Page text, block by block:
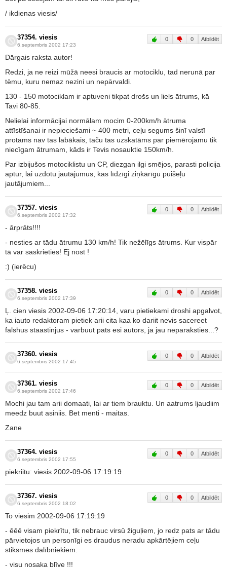
/ ikdienas viesis/
37354. viesis
6.septembris 2002 17:23
0 0 Atbildēt
Dārgais raksta autor!
Redzi, ja ne reizi mūžā neesi braucis ar motociklu, tad nerunā par
tēmu, kuru nemaz nezini un nepārvaldi.
130 - 150 motociklam ir aptuveni tikpat drošs un liels ātrums, kā
Tavi 80-85.
Nelielai informācijai normālam mocim 0-200km/h ātruma
attīstīšanai ir nepieciešami ~ 400 metri, ceļu segums šinī valstī
protams nav tas labākais, taču tas uzskatāms par piemērojamu tik
niecīgam ātrumam, kāds ir Tevis nosauktie 150km/h.
Par izbijušos motociklistu un CP, diezgan ilgi smējos, parasti policija
aptur, lai uzdotu jautājumus, kas līdzīgi ziņkārīgu puišeļu
jautājumiem...
37357. viesis
6.septembris 2002 17:32
0 0 Atbildēt
- ārprāts!!!!
- nesties ar tādu ātrumu 130 km/h! Tik nežēlīgs ātrums. Kur vispār
tā var saskrieties! Ej nost !
:) (ierēcu)
37358. viesis
6.septembris 2002 17:39
0 0 Atbildēt
Ļ. cien viesis 2002-09-06 17:20:14, varu pietiekami droshi apgalvot,
ka iauto redaktoram pietiek arii cita kaa ko dariit nevis sacereet
falshus staastinjus - varbuut pats esi autors, ja jau neparaksties...?
37360. viesis
6.septembris 2002 17:45
0 0 Atbildēt
37361. viesis
6.septembris 2002 17:46
0 0 Atbildēt
Mochi jau tam arii domaati, lai ar tiem brauktu. Un aatrums ljaudiim
meedz buut asiniis. Bet menti - maitas.
Zane
37364. viesis
6.septembris 2002 17:55
0 0 Atbildēt
piekriitu: viesis 2002-09-06 17:19:19
37367. viesis
6.septembris 2002 18:02
0 0 Atbildēt
To viesim 2002-09-06 17:19:19
- ēēē visam piekrītu, tik nebrauc virsū žiguļiem, jo redz pats ar tādu
pārvietojos un personīgi es draudus neradu apkārtējiem ceļu
stiksmes dalībniekiem.
- visu nosaka blīve !!!